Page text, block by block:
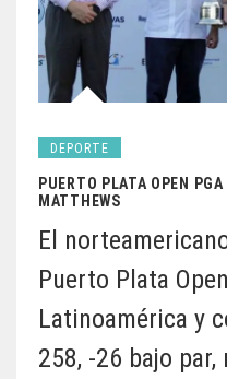
DEPORTE
PUERTO PLATA OPEN
MATTHEWS
El
Puerto Plata
Latinoamérica y
258, -26 bajo